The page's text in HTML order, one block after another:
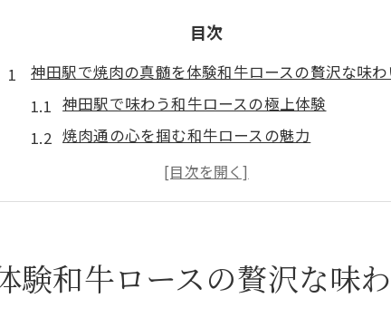
目次
神田駅で焼肉の真髄を体験和牛ロースの贅沢な味わ
神田駅で味わう和牛ロースの極上体験
焼肉通の心を掴む和牛ロースの魅力
和牛ロースの美食旅が始まる神田駅
一口で広がる贅沢な和牛ロースの風味
特別な味わいを求めて神田駅へ
炭火の香り広がる神田駅で楽しむ焼肉の極み
験和牛ロースの贅沢な味